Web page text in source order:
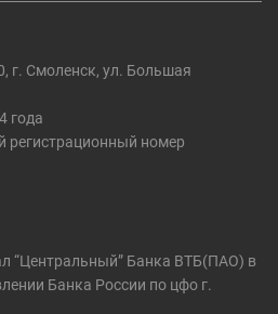
г. Смоленск, ул. Большая
года
регистрационный номер
Банка ВТБ(ПАО) в
Банка России по цфо г.